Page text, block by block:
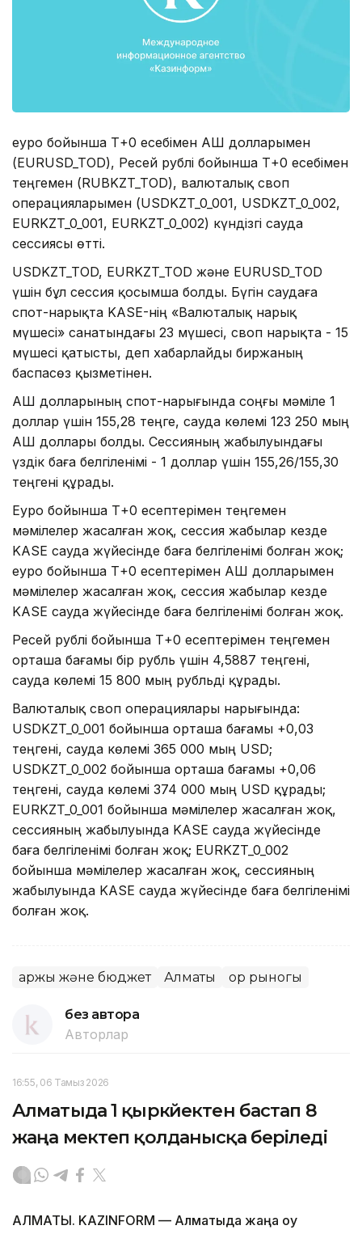
еуро бойынша Т+0 есебімен АҚШ долларымен
(EURUSD_TOD), Ресей рублі бойынша Т+0 есебімен
теңгемен (RUBKZT_TOD), валюталық своп
операцияларымен (USDKZT_0_001, USDKZT_0_002,
EURKZT_0_001, EURKZT_0_002) күндізгі сауда
сессиясы өтті.
USDKZT_TOD, EURKZT_TOD және EURUSD_TOD
үшін бұл сессия қосымша болды. Бүгін саудаға
спот-нарықта KASE-нің «Валюталық нарық
мүшесі» санатындағы 23 мүшесі, своп нарықта - 15
мүшесі қатысты, деп хабарлайды биржаның
баспасөз қызметінен.
АҚШ долларының спот-нарығында соңғы мәміле 1
доллар үшін 155,28 теңге, сауда көлемі 123 250 мың
АҚШ доллары болды. Сессияның жабылуындағы
үздік баға белгіленімі - 1 доллар үшін 155,26/155,30
теңгені құрады.
Еуро бойынша Т+0 есептерімен теңгемен
мәмілелер жасалған жоқ, сессия жабылар кезде
KASE сауда жүйесінде баға белгіленімі болған жоқ;
еуро бойынша Т+0 есептерімен АҚШ долларымен
мәмілелер жасалған жоқ, сессия жабылар кезде
KASE сауда жүйесінде баға белгіленімі болған жоқ.
Ресей рублі бойынша Т+0 есептерімен теңгемен
орташа бағамы бір рубль үшін 4,5887 теңгені,
сауда көлемі 15 800 мың рубльді құрады.
Валюталық своп операциялары нарығында:
USDKZT_0_001 бойынша орташа бағамы +0,03
теңгені, сауда көлемі 365 000 мың USD;
USDKZT_0_002 бойынша орташа бағамы +0,06
теңгені, сауда көлемі 374 000 мың USD құрады;
EURKZT_0_001 бойынша мәмілелер жасалған жоқ,
сессияның жабылуында KASE сауда жүйесінде
баға белгіленімі болған жоқ; EURKZT_0_002
бойынша мәмілелер жасалған жоқ, сессияның
жабылуында KASE сауда жүйесінде баға белгіленімі
болған жоқ.
Қаржы және бюджет Алматы Қор рыногы
без автора
Авторлар
16:55, 06 Тамыз 2026
Алматыда 1 қыркүйектен бастап 8
жаңа мектеп қолданысқа беріледі
АЛМАТЫ. KAZINFORM — Алматыда жаңа оқу